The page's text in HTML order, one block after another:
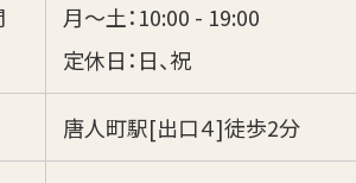
月〜土：10:00 - 19:00
定休日：日、祝
唐人町駅[出口４]徒歩2分